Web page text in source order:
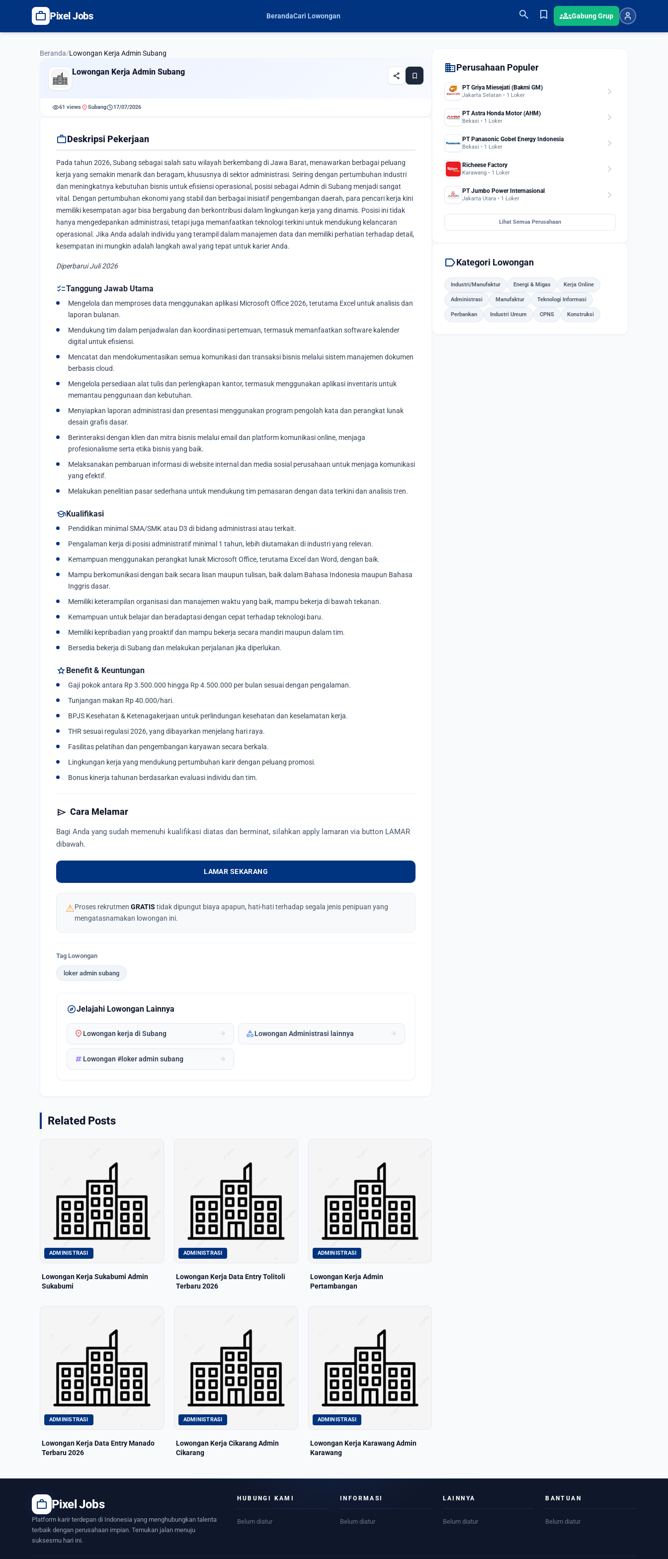
work Pixel Jobs BerandaCari Lowongan search bookmark groupsGabung Grup
Beranda/Lowongan Kerja Admin Subang
Lowongan Kerja Admin Subang share bookmark
visibility61 viewslocation_onSubangschedule17/07/2026
workDeskripsi Pekerjaan
Pada tahun 2026, Subang sebagai salah satu wilayah berkembang di Jawa Barat, menawarkan berbagai peluang
kerja yang semakin menarik dan beragam, khususnya di sektor administrasi. Seiring dengan pertumbuhan industri
dan meningkatnya kebutuhan bisnis untuk efisiensi operasional, posisi sebagai Admin di Subang menjadi sangat
vital. Dengan pertumbuhan ekonomi yang stabil dan berbagai inisiatif pengembangan daerah, para pencari kerja kini
memiliki kesempatan agar bisa bergabung dan berkontribusi dalam lingkungan kerja yang dinamis. Posisi ini tidak
hanya mengedepankan administrasi, tetapi juga memanfaatkan teknologi terkini untuk mendukung kelancaran
operasional. Jika Anda adalah individu yang terampil dalam manajemen data dan memiliki perhatian terhadap detail,
kesempatan ini mungkin adalah langkah awal yang tepat untuk karier Anda.
Diperbarui Juli 2026
checklistTanggung Jawab Utama
Mengelola dan memproses data menggunakan aplikasi Microsoft Office 2026, terutama Excel untuk analisis dan
laporan bulanan.
Mendukung tim dalam penjadwalan dan koordinasi pertemuan, termasuk memanfaatkan software kalender
digital untuk efisiensi.
Mencatat dan mendokumentasikan semua komunikasi dan transaksi bisnis melalui sistem manajemen dokumen
berbasis cloud.
Mengelola persediaan alat tulis dan perlengkapan kantor, termasuk menggunakan aplikasi inventaris untuk
memantau penggunaan dan kebutuhan.
Menyiapkan laporan administrasi dan presentasi menggunakan program pengolah kata dan perangkat lunak
desain grafis dasar.
Berinteraksi dengan klien dan mitra bisnis melalui email dan platform komunikasi online, menjaga
profesionalisme serta etika bisnis yang baik.
Melaksanakan pembaruan informasi di website internal dan media sosial perusahaan untuk menjaga komunikasi
yang efektif.
Melakukan penelitian pasar sederhana untuk mendukung tim pemasaran dengan data terkini dan analisis tren.
schoolKualifikasi
Pendidikan minimal SMA/SMK atau D3 di bidang administrasi atau terkait.
Pengalaman kerja di posisi administratif minimal 1 tahun, lebih diutamakan di industri yang relevan.
Kemampuan menggunakan perangkat lunak Microsoft Office, terutama Excel dan Word, dengan baik.
Mampu berkomunikasi dengan baik secara lisan maupun tulisan, baik dalam Bahasa Indonesia maupun Bahasa
Inggris dasar.
Memiliki keterampilan organisasi dan manajemen waktu yang baik, mampu bekerja di bawah tekanan.
Kemampuan untuk belajar dan beradaptasi dengan cepat terhadap teknologi baru.
Memiliki kepribadian yang proaktif dan mampu bekerja secara mandiri maupun dalam tim.
Bersedia bekerja di Subang dan melakukan perjalanan jika diperlukan.
starBenefit & Keuntungan
Gaji pokok antara Rp 3.500.000 hingga Rp 4.500.000 per bulan sesuai dengan pengalaman.
Tunjangan makan Rp 40.000/hari.
BPJS Kesehatan & Ketenagakerjaan untuk perlindungan kesehatan dan keselamatan kerja.
THR sesuai regulasi 2026, yang dibayarkan menjelang hari raya.
Fasilitas pelatihan dan pengembangan karyawan secara berkala.
Lingkungan kerja yang mendukung pertumbuhan karir dengan peluang promosi.
Bonus kinerja tahunan berdasarkan evaluasi individu dan tim.
send Cara Melamar
Bagi Anda yang sudah memenuhi kualifikasi diatas dan berminat, silahkan apply lamaran via button LAMAR
dibawah.
LAMAR SEKARANG
⚠Proses rekrutmen GRATIS tidak dipungut biaya apapun, hati-hati terhadap segala jenis penipuan yang
mengatasnamakan lowongan ini.
Tag Lowongan
loker admin subang
exploreJelajahi Lowongan Lainnya
location_on Lowongan kerja di Subang arrow_forward categoryLowongan Administrasi lainnya arrow_forward
tagLowongan #loker admin subang arrow_forward
Related Posts
ADMINISTRASI
Lowongan Kerja Sukabumi Admin
Sukabumi
ADMINISTRASI
Lowongan Kerja Data Entry Tolitoli
Terbaru 2026
ADMINISTRASI
Lowongan Kerja Admin
Pertambangan
ADMINISTRASI
Lowongan Kerja Data Entry Manado
Terbaru 2026
ADMINISTRASI
Lowongan Kerja Cikarang Admin
Cikarang
ADMINISTRASI
Lowongan Kerja Karawang Admin
Karawang
domainPerusahaan Populer
PT Griya Miesejati (Bakmi GM)
Jakarta Selatan • 1 Loker chevron_right
PT Astra Honda Motor (AHM)
Bekasi • 1 Loker chevron_right
PT Panasonic Gobel Energy Indonesia
Bekasi • 1 Loker chevron_right
Richeese Factory
Karawang • 1 Loker chevron_right
PT Jumbo Power Internasional
Jakarta Utara • 1 Loker chevron_right
Lihat Semua Perusahaan
labelKategori Lowongan
Industri/Manufaktur Energi & Migas Kerja Online
Administrasi Manufaktur Teknologi Informasi
Perbankan Industri Umum CPNS Konstruksi
work Pixel Jobs
Platform karir terdepan di Indonesia yang menghubungkan talenta
terbaik dengan perusahaan impian. Temukan jalan menuju
suksesmu hari ini.
HUBUNGI KAMI
Belum diatur
INFORMASI
Belum diatur
LAINNYA
Belum diatur
BANTUAN
Belum diatur